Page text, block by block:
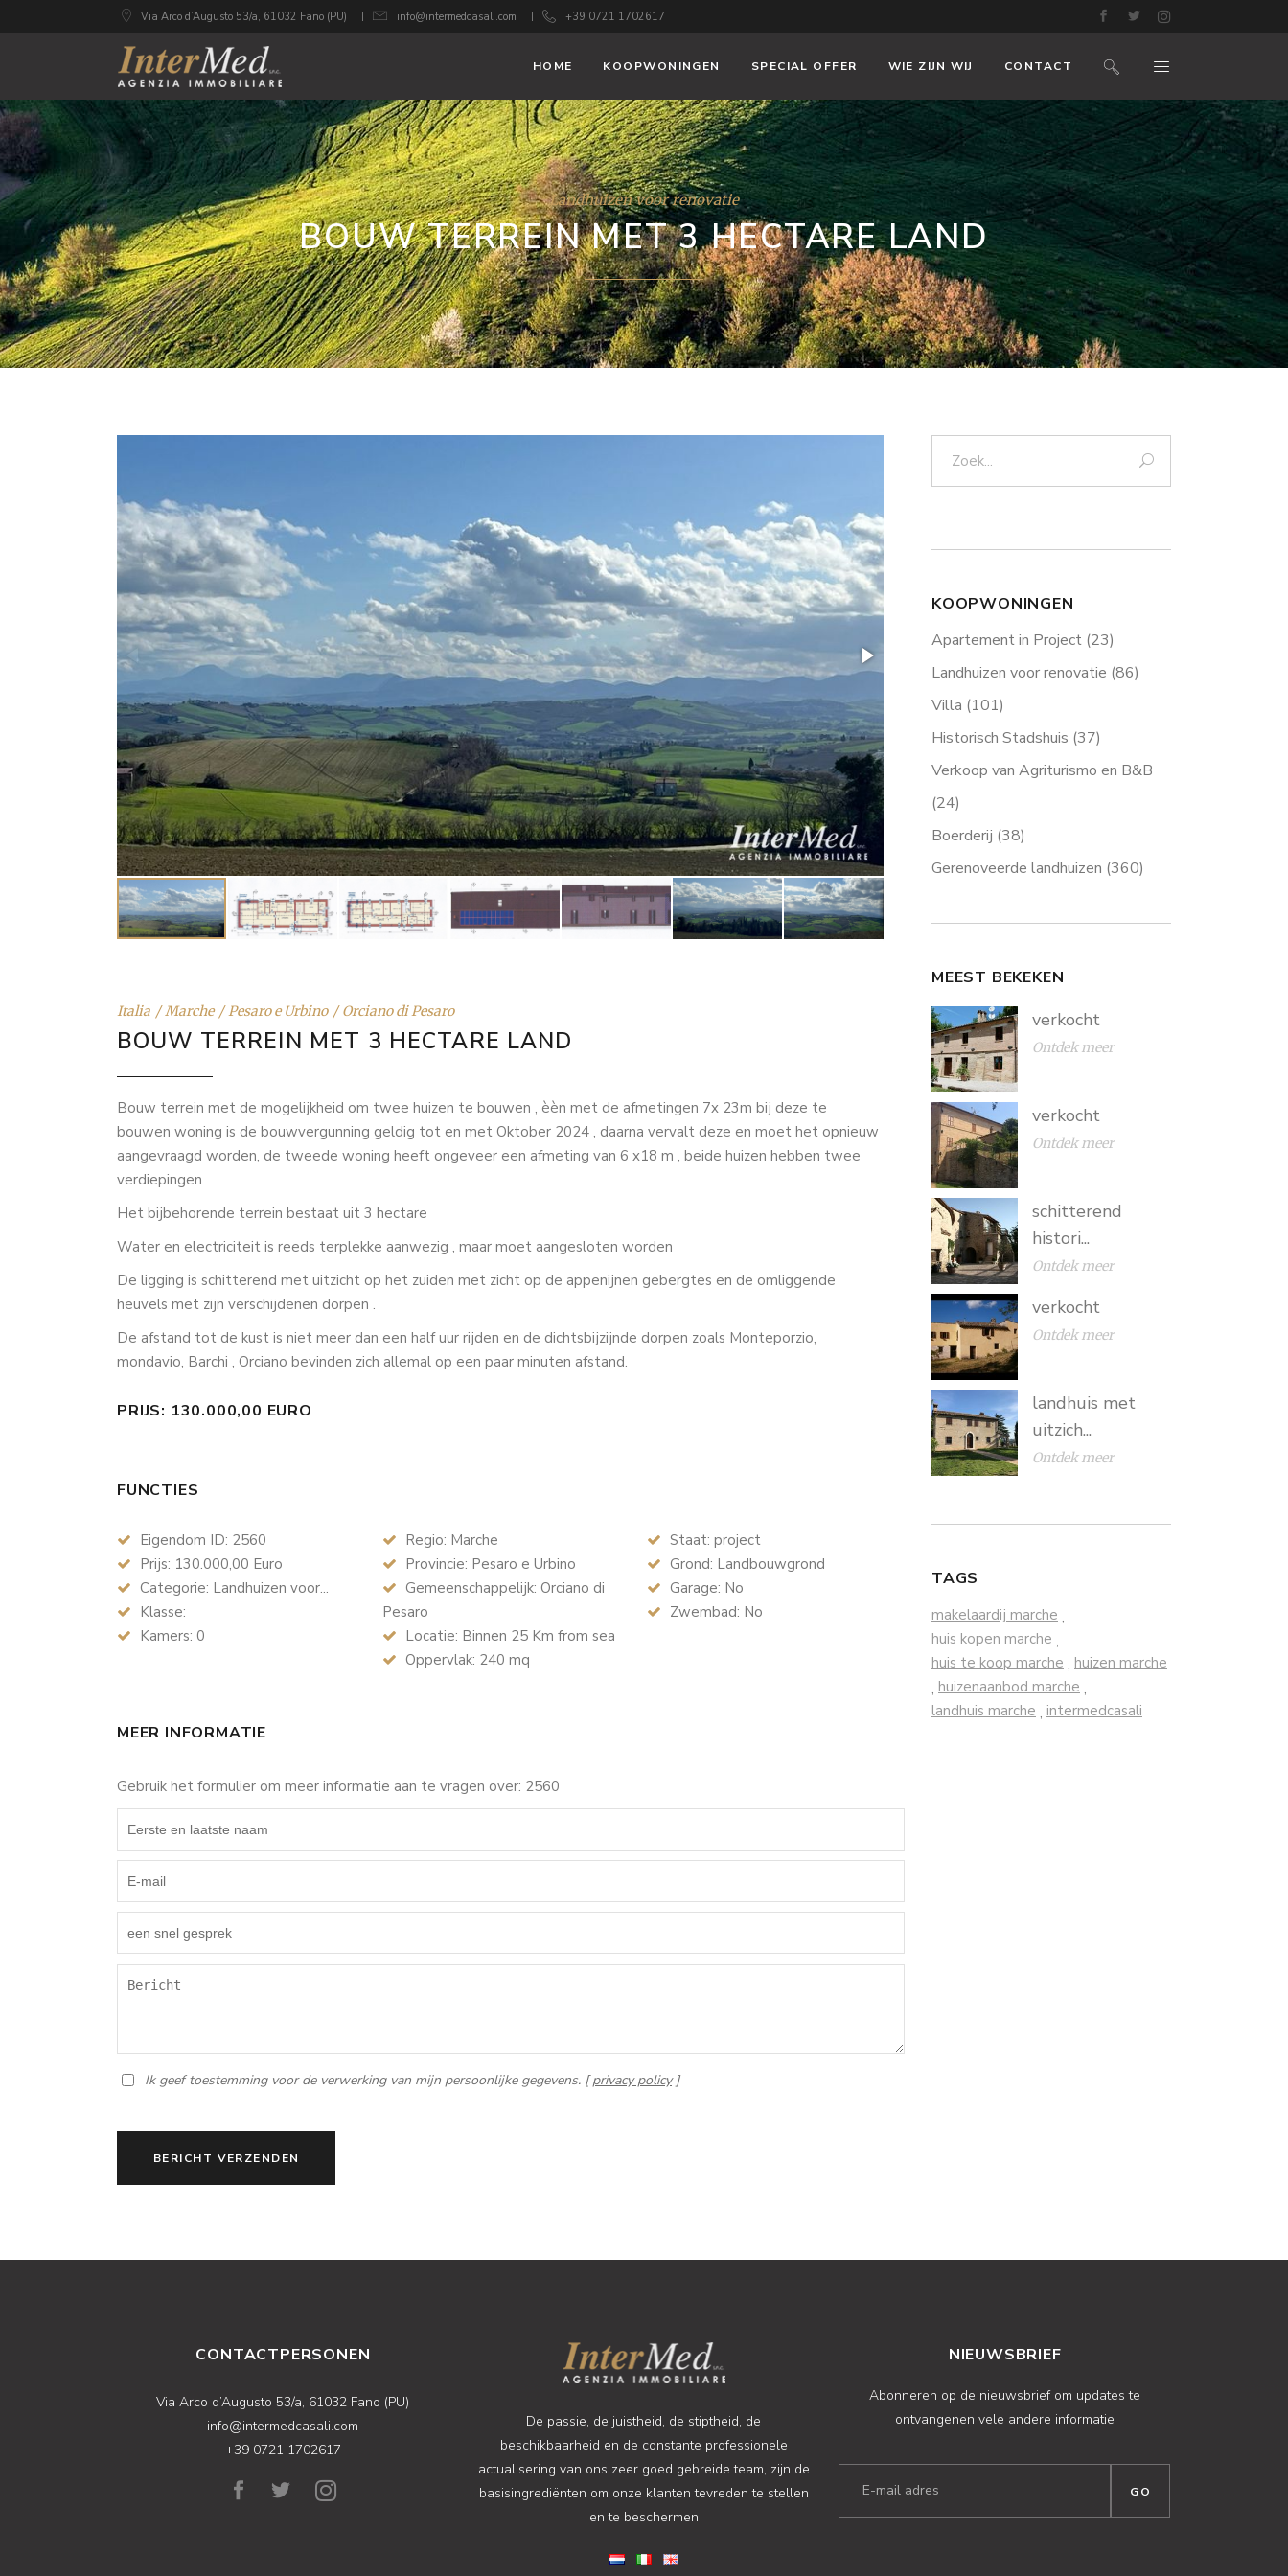
Via Arco d’Augusto 53/a, 61032 Fano (PU) info@intermedcasali.com +39 0721 1702617
HOME KOOPWONINGEN SPECIAL OFFER WIE ZIJN WIJ CONTACT
Landhuizen voor renovatie
BOUW TERREIN MET 3 HECTARE LAND
Italia Marche Pesaro e Urbino Orciano di Pesaro
BOUW TERREIN MET 3 HECTARE LAND
Bouw terrein met de mogelijkheid om twee huizen te bouwen , èèn met de afmetingen 7x 23m bij deze te
bouwen woning is de bouwvergunning geldig tot en met Oktober 2024 , daarna vervalt deze en moet het opnieuw
aangevraagd worden, de tweede woning heeft ongeveer een afmeting van 6 x18 m , beide huizen hebben twee
verdiepingen
Het bijbehorende terrein bestaat uit 3 hectare
Water en electriciteit is reeds terplekke aanwezig , maar moet aangesloten worden
De ligging is schitterend met uitzicht op het zuiden met zicht op de appenijnen gebergtes en de omliggende
heuvels met zijn verschijdenen dorpen .
De afstand tot de kust is niet meer dan een half uur rijden en de dichtsbijzijnde dorpen zoals Monteporzio,
mondavio, Barchi , Orciano bevinden zich allemal op een paar minuten afstand.
PRIJS: 130.000,00 EURO
FUNCTIES
Eigendom ID: 2560
Prijs: 130.000,00 Euro
Categorie: Landhuizen voor...
Klasse:
Kamers: 0
Regio: Marche
Provincie: Pesaro e Urbino
Gemeenschappelijk: Orciano di
Pesaro
Locatie: Binnen 25 Km from sea
Oppervlak: 240 mq
Staat: project
Grond: Landbouwgrond
Garage: No
Zwembad: No
MEER INFORMATIE
Gebruik het formulier om meer informatie aan te vragen over: 2560
Ik geef toestemming voor de verwerking van mijn persoonlijke gegevens. [privacy policy]
BERICHT VERZENDEN
KOOPWONINGEN
Apartement in Project (23)
Landhuizen voor renovatie (86)
Villa (101)
Historisch Stadshuis (37)
Verkoop van Agriturismo en B&B
(24)
Boerderij (38)
Gerenoveerde landhuizen (360)
MEEST BEKEKEN
verkocht
Ontdek meer
verkocht
Ontdek meer
schitterend
histori...
Ontdek meer
verkocht
Ontdek meer
landhuis met
uitzich...
Ontdek meer
TAGS
makelaardij marche ,
huis kopen marche ,
huis te koop marche , huizen marche
, huizenaanbod marche ,
landhuis marche , intermedcasali
CONTACTPERSONEN
Via Arco d’Augusto 53/a, 61032 Fano (PU)
info@intermedcasali.com
+39 0721 1702617
De passie, de juistheid, de stiptheid, de
beschikbaarheid en de constante professionele
actualisering van ons zeer goed gebreide team, zijn de
basisingrediënten om onze klanten tevreden te stellen
en te beschermen
NIEUWSBRIEF
Abonneren op de nieuwsbrief om updates te
ontvangenen vele andere informatie